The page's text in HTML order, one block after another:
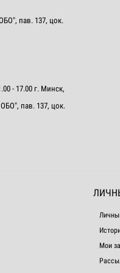
пав. 137, цок.
- 17.00 г. Минск,
пав. 137, цок.
Мои